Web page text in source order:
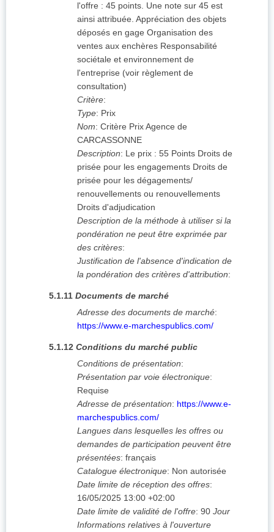
l'offre : 45 points. Une note sur 45 est
ainsi attribuée. Appréciation des objets
déposés en gage Organisation des
ventes aux enchères Responsabilité
sociétale et environnement de
l'entreprise (voir règlement de
consultation)
Critère:
Type: Prix
Nom: Critère Prix Agence de
CARCASSONNE
Description: Le prix : 55 Points Droits de
prisée pour les engagements Droits de
prisée pour les dégagements/
renouvellements ou renouvellements
Droits d'adjudication
Description de la méthode à utiliser si la
pondération ne peut être exprimée par
des critères:
Justification de l'absence d'indication de
la pondération des critères d'attribution:
5.1.11 Documents de marché
Adresse des documents de marché:
https://www.e-marchespublics.com/
5.1.12 Conditions du marché public
Conditions de présentation:
Présentation par voie électronique:
Requise
Adresse de présentation: https://www.e-
marchespublics.com/
Langues dans lesquelles les offres ou
demandes de participation peuvent être
présentées: français
Catalogue électronique: Non autorisée
Date limite de réception des offres:
16/05/2025 13:00 +02:00
Date limite de validité de l'offre: 90 Jour
Informations relatives à l'ouverture